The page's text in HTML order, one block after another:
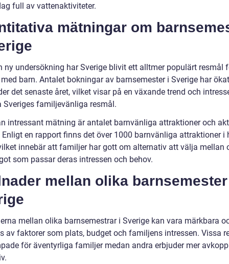
full av vattenaktiviteter.
mätningar om
ny undersökning har Sverige blivit ett alltmer populärt resmål
barn. Antalet bokningar av barnsemester i Sverige har
det senaste året, vilket visar på en växande trend och
Sveriges familjevänliga resmål.
intressant mätning är antalet barnvänliga attraktioner och
Enligt en rapport finns det över 1000 barnvänliga attraktioner i
innebär att familjer har gott om alternativ att välja mellan
som passar deras intressen och behov.
mellan olika
mellan olika barnsemestrar i Sverige kan vara märkbara
av faktorer som plats, budget och familjens intressen. Vissa
för äventyrliga familjer medan andra erbjuder mer